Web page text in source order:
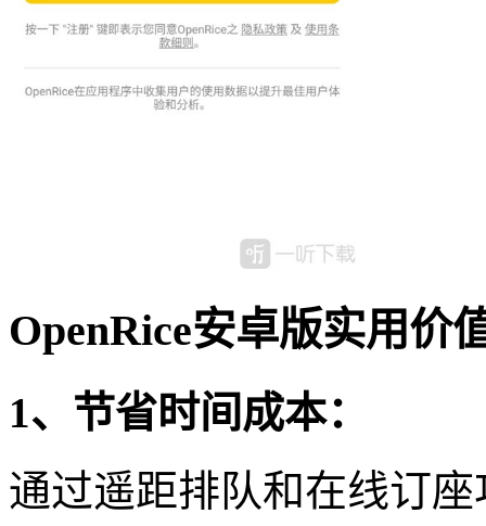
OpenRice安卓版实用价
1、节省时间成本：
通过遥距排队和在线订